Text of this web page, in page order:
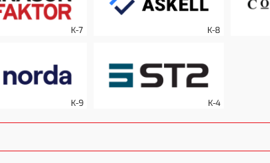
K-7 K-8
K-9 K-4